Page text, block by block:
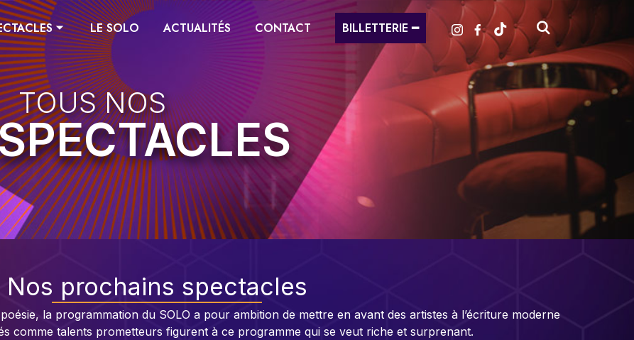
⏷ LE SOLO ACTUALITÉS CONTACT BILLETTERIE ━
TOUS NOS
Nos prochains spectacles
la programmation du SOLO a pour ambition de mettre en avant des artistes à l’écriture moderne
comme talents prometteurs figurent à ce programme qui se veut riche et surprenant.